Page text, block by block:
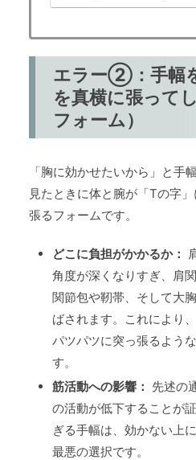
エラー②：手幅
を真横に張って
フォーム）
「胸に効かせたいから」と手
見たときに体と腕が「Tの字
張るフォームです。
どこに負担がかかるか：
角度が深くなりすぎ、肩
関節包や靭帯、そして大
ばされます。これにより
パツパツに突っ張るよう
す。
筋活動への影響： 先述の
の活動が低下することが
ぎる手幅は、効かない上
最悪の選択です。